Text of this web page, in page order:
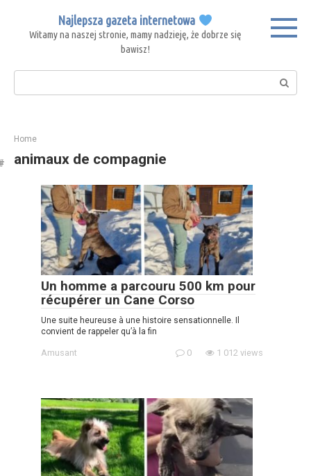
content
Najlepsza gazeta internetowa
Witamy na naszej stronie, mamy nadzieję, że dobrze się
bawisz!
Search:
Home
animaux de compagnie
Un homme a parcouru 500 km pour
récupérer un Cane Corso
Une suite heureuse à une histoire sensationnelle. Il
convient de rappeler qu’à la fin
Amusant 0 1 012 views